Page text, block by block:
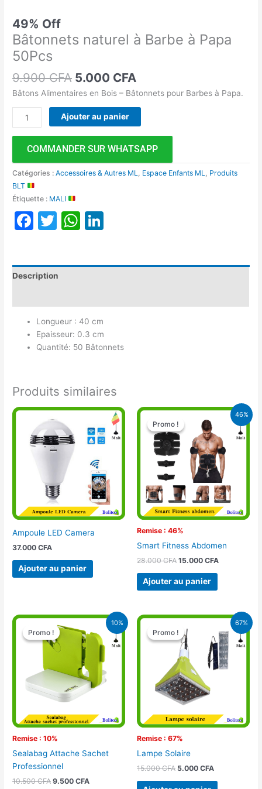
49% Off
Bâtonnets naturel à Barbe à Papa
50Pcs
9.900CFA 5.000 CFA
Bâtons Alimentaires en Bois – Bâtonnets pour Barbes à Papa.
Ajouter au panier
COMMANDER SUR WHATSAPP
Catégories :Accessoires & Autres ML, Espace Enfants ML, Produits
BLT
Étiquette : MALI
Facebook
TwitterWhatsApp
Description
Longueur : 40 cm
Epaisseur: 0.3 cm
Quantité: 50 Bâtonnets
Produits similaires
Ampoule LED Camera
37.000CFA
Ajouter au panier
46%
Promo !
Remise : 46%
Promo !
Smart Fitness Abdomen
28.000CFA
Le
prix
initial
était :
28.000 CFA.
15.000 CFA
Le
prix
est :
15.000 CFA.
Ajouter au panier
10%
Promo !
Remise : 10%
Promo !
Sealabag Attache Sachet
Professionnel
10.500CFA
Le
prix
initial
était :
10.500 CFA.
9.500CFA
Le
actuel
est :
9.500 CFA.
67%
Promo !
Remise : 67%
Promo !
Lampe Solaire
15.000CFA
Le
prix
initial
était :
15.000 CFA.
5.000 CFA
Le
actuel
est :
5.000 CFA.